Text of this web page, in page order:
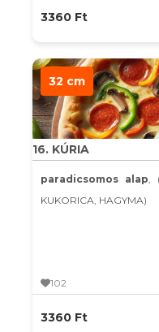
3360 Ft
32 cm
16. KÚRIA
paradicsomos alap,
KUKORICA, HAGYMA)
102
3360 Ft